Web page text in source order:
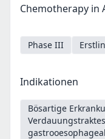
Chemotherapy in
Phase III
Indikationen
Bösartige